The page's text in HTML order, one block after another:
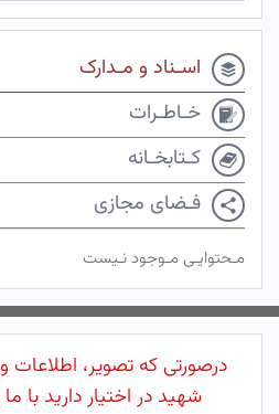
اسـناد و مـدارک
خـاطـرات
کـتابخـانه
فـضای مجازی
مـحتوایـی مـوجود نـیست
درصورتی که تصویر، اطلاعات
شهید در اختیار دارید با